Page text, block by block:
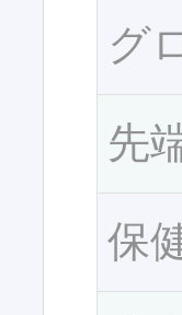
グ
先
保